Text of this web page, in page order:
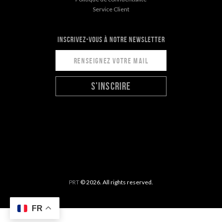
Service Client
INSCRIVEZ-VOUS À NOTRE NEWSLETTER
S'INSCRIRE
PRT© 2026. All rights reserved.
FR